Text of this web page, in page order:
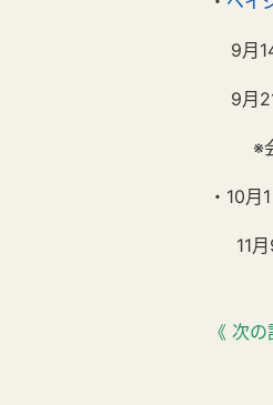
9月14
9月
※会
・10
11月
《 次